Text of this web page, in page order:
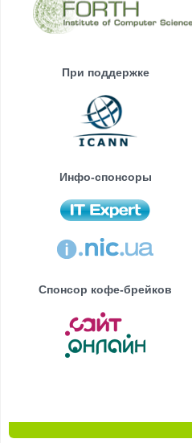
При поддержке
Инфо-спонсоры
Спонсор кофе-брейков